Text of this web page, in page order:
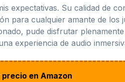
expectativas. Su calidad de
para cualquier amante de los
pude disfrutar
experiencia de audio
precio en Amazon